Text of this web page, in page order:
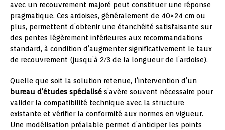
avec un recouvrement majoré peut constituer une réponse
pragmatique. Ces ardoises, généralement de 40×24 cm ou
plus, permettent d’obtenir une étanchéité satisfaisante sur
des pentes légèrement inférieures aux recommandations
standard, à condition d’augmenter significativement le taux
de recouvrement (jusqu’à 2/3 de la longueur de l’ardoise).
Quelle que soit la solution retenue, l’intervention d’un
bureau d’études spécialisé s’avère souvent nécessaire pour
valider la compatibilité technique avec la structure
existante et vérifier la conformité aux normes en vigueur.
Une modélisation préalable permet d’anticiper les points